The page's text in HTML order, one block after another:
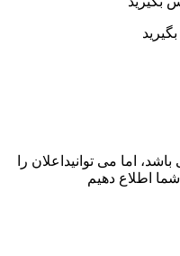
اما می توانیداعلان را
اطلاع دهیم